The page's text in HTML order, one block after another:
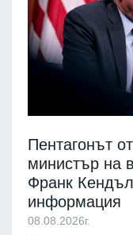
Пентагонът
министър на
Франк
информация
08.08.2026г.